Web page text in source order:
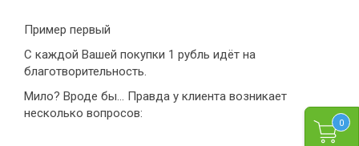
0
Пример первый
С каждой Вашей покупки 1 рубль идёт на
благотворительность.
Мило? Вроде бы… Правда у клиента возникает
несколько вопросов: